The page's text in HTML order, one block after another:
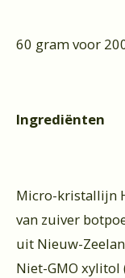
60 gram voor
Ingrediënten
Micro-kristallijn
van zuiver
uit Nieuw-
Niet-GMO